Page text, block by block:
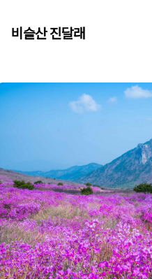
비슬산 진달래